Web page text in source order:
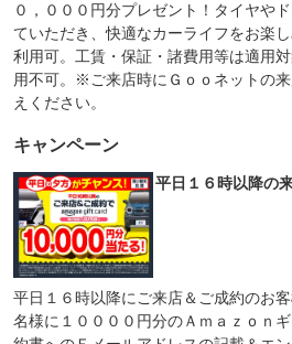
０，０００円分プレゼント！タイヤや
ていただき、快適なカーライフをお楽
利用可。工賃・保証・諸費用等は適用
用不可。※ご来店時にＧｏｏネットの
えください。
キャンペーン
平日１６時以降の
平日１６時以降にご来店＆ご成約のお
名様に１００００円分のＡｍａｚｏｎ